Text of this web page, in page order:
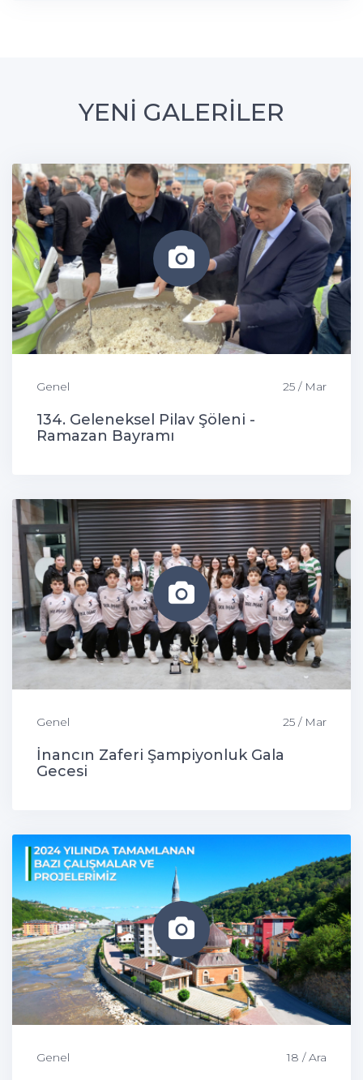
YENİ GALERİLER
Genel 25 / Mar
134. Geleneksel Pilav Şöleni -
Ramazan Bayramı
Genel 25 / Mar
İnancın Zaferi Şampiyonluk Gala
Gecesi
Genel 18 / Ara